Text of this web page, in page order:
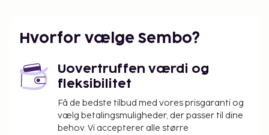
Hvorfor vælge Sembo?
Uovertruffen værdi og
fleksibilitet
Få de bedste tilbud med vores prisgaranti og
vælg betalingsmuligheder, der passer til dine
behov. Vi accepterer alle større